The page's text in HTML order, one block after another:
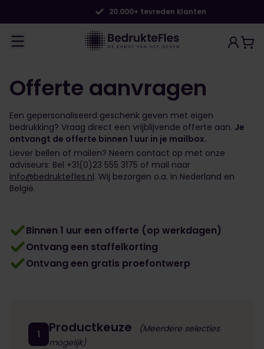
20.000+ tevreden klanten
Offerte aanvragen
Een gepersonaliseerd geschenk geven met eigen
bedrukking? Vraag direct een vrijblijvende offerte aan. Je
ontvangt de offerte binnen 1 uur in je mailbox.
Liever bellen of mailen? Neem contact op met onze
adviseurs: Bel +31(0)23 555 3175 of mail naar
info@bedruktefles.nl. Wij bezorgen o.a. in Nederland en
België.
Binnen 1 uur een offerte (op werkdagen)
Ontvang een staffelkorting
Ontvang een gratis proefontwerp
1 Productkeuze
(Meerdere selecties
mogelijk)